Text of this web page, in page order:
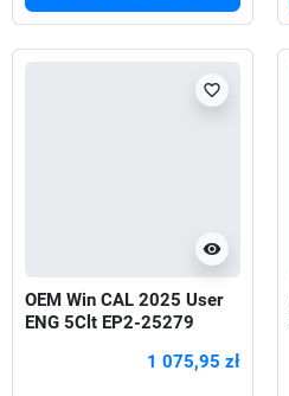
visibility
favorite_border
OEM Win CAL 2025 User
ENG 5Clt EP2-25279
1 075,95 zł